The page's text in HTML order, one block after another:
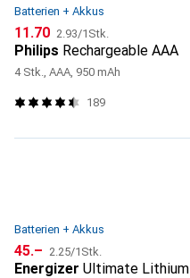
Batterien + Akkus
CHF
11.70 CHF
2.93/1Stk.
Philips Rechargeable AAA
4 Stk., AAA, 950 mAh
189
Batterien + Akkus
CHF
45.– CHF
2.25/1Stk.
Energizer Ultimate Lithium